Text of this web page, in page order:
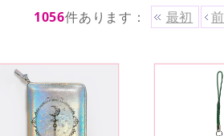
1056件あります ： 最初 前